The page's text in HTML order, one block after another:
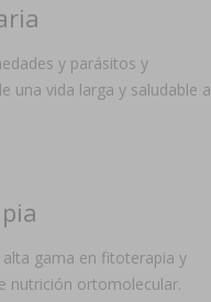
y parásitos y
una vida larga y saludable a
gama en fitoterapia y
nutrición ortomolecular.